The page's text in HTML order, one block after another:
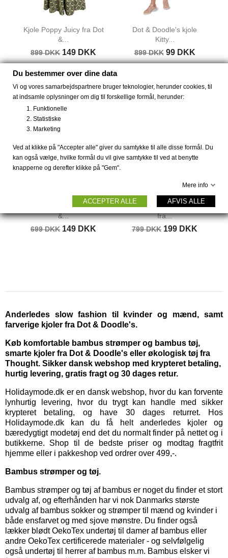
Kjole Poppy Juicy fra Dot
&...
899 DKK 149 DKK
Dot & Doodle's kjole
Kitty...
899 DKK 99 DKK
Str. XXL Nederdel fra Dot
&...
699 DKK 149 DKK
-550 DKK
Str. S og XXL Sweater
fra...
799 DKK 199 DKK
-600 DKK
Anderledes slow fashion til kvinder og mænd, samt
farverige kjoler fra Dot & Doodle's.
Køb komfortable bambus strømper og bambus tøj,
smarte kjoler fra Dot & Doodle's eller økologisk tøj fra
Thought. Sikker dansk webshop med krypteret betaling,
hurtig levering, gratis fragt og 30 dages retur.
Holidaymode.dk er en dansk webshop, hvor du kan forvente
lynhurtig levering, hvor du trygt kan handle med sikker
krypteret betaling, og have 30 dages returret. Hos
Holidaymode.dk kan du få helt anderledes kjoler og
bæredygtigt modetøj end det du normalt finder på nettet og i
butikkerne. Shop til de bedste priser og modtag fragtfrit
hjemme eller i pakkeshop ved ordrer over 499,-.
Bambus strømper og tøj.
Bambus strømper og tøj af bambus er noget du finder et stort
udvalg af, og efterhånden har vi nok Danmarks største
udvalg af bambus sokker og strømper til mænd og kvinder i
både ensfarvet og med sjove mønstre. Du finder også
lækker blødt OekoTex undertøj til damer af bambus eller
andre OekoTex certificerede materialer - og selvfølgelig
også undertøj til herrer af bambus m.m. Bambus elsker vi
Du bestemmer over dine data
Vi og vores samarbejdspartnere bruger teknologier, herunder cookies, til
at indsamle oplysninger om dig til forskellige formål, herunder:
Funktionelle
Statistiske
Marketing
Ved at klikke på "Accepter alle" giver du samtykke til alle disse formål. Du
kan også vælge, hvilke formål du vil give samtykke til ved at benytte
knapperne og derefter klikke på "Gem".
Mere info
ACCEPTER ALLE AFVIS ALLE